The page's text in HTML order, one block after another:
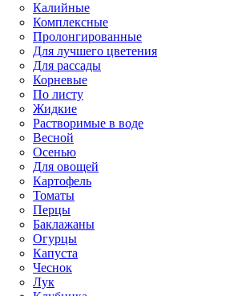
Калийные
Комплексные
Пролонгированные
Для лучшего цветения
Для рассады
Корневые
По листу
Жидкие
Растворимые в воде
Весной
Осенью
Для овощей
Картофель
Томаты
Перцы
Баклажаны
Огурцы
Капуста
Чеснок
Лук